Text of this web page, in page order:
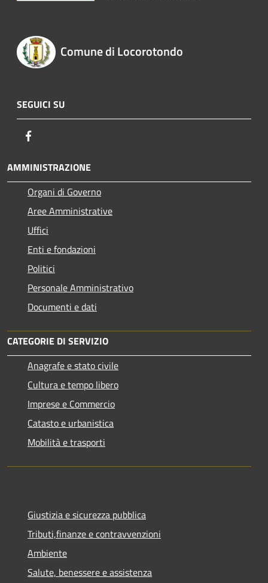
Comune di Locorotondo
SEGUICI SU
AMMINISTRAZIONE
Organi di Governo
Aree Amministrative
Uffici
Enti e fondazioni
Politici
Personale Amministrativo
Documenti e dati
CATEGORIE DI SERVIZIO
Anagrafe e stato civile
Cultura e tempo libero
Imprese e Commercio
Catasto e urbanistica
Mobilità e trasporti
Giustizia e sicurezza pubblica
Tributi,finanze e contravvenzioni
Ambiente
Salute, benessere e assistenza